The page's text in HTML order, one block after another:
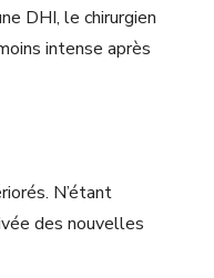
DHI, le chirurgien
intense après
N’étant
des nouvelles